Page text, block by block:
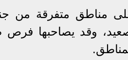
متفرقة من
وقد يصاحبها فرص